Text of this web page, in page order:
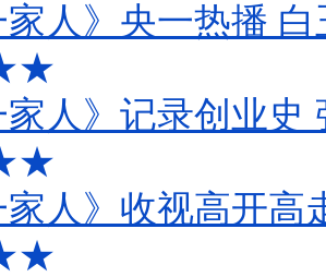
家人》央一热播
家人》记录创业史
家人》收视高开